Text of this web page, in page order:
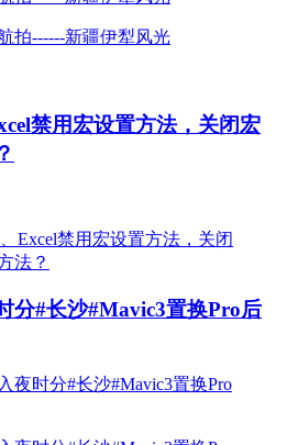
禁用宏设置方法，关闭宏
分#长沙#Mavic3置换Pro后